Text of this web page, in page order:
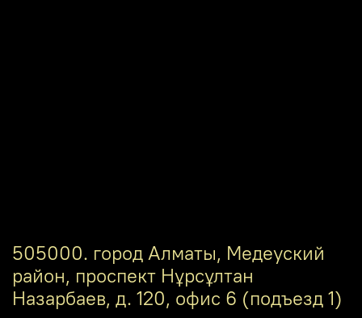
505000. город Алматы, Медеуский
район, проспект Нұрсұлтан
Назарбаев, д. 120, офис 6 (подъезд 1)